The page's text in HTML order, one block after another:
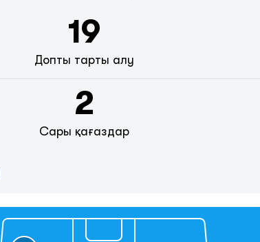
19
Допты тарты алу
2
Сары қағаздар